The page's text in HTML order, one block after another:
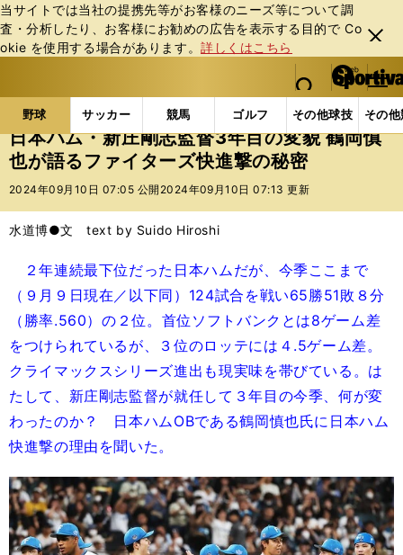
当サイトでは当社の提携先等がお客様のニーズ等について調
査・分析したり、お客様にお勧めの広告を表⽰する⽬的で Co
okie を使⽤する場合があります。詳しくはこちら
閉じ
る
web Sportiva (webスポルティーバ)
検索
マイペ
ー
ジ
メニュ
野球 サッカー 競馬 ゴルフ その他球技 その
b
ス
ポ
ル
バ
野球の記事一覧 プロ野球 日本ハム・新庄剛志監督
日本ハム・新庄剛志監督3年目の変貌 鶴岡慎
也が語るファイターズ快進撃の秘密
2024年09月10日 07:05 公開 2024年09月10日 07:13 更新
水道博●文 text by Suido Hiroshi
２年連続最下位だった日本ハムだが、今季ここまで
（９月９日現在／以下同）124試合を戦い65勝51敗８分
（勝率.560）の２位。首位ソフトバンクとは8ゲーム差
をつけられているが、３位のロッテには４.5ゲーム差。
クライマックスシリーズ進出も現実味を帯びている。は
たして、新庄剛志監督が就任して３年目の今季、何が変
わったのか？ 日本ハムOBである鶴岡慎也氏に日本ハム
快進撃の理由を聞いた。